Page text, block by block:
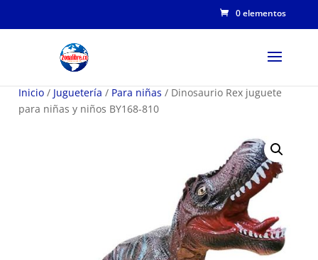
0 elementos
Inicio / Juguetería / Para niñas / Dinosaurio Rex juguete
para niñas y niños BY168-810